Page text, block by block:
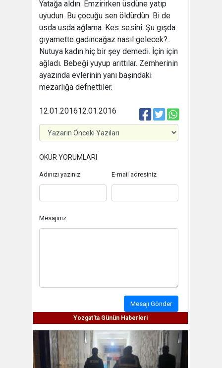
Yatağa aldın. Emzirirken üsdüne yatıp
uyudun. Bu çocuğu sen öldürdün. Bi de
usda usda ağlama. Kes sesini. Şu gışda
gıyamette gadıncağaz nasıl gelecek?..
Nutuya kadın hiç bir şey demedi. İçin için
ağladı. Bebeği yuyup arıttılar. Zemherinin
ayazında evlerinin yanı başındaki
mezarlığa defnettiler.
12.01.2016
12.01.2016
OKUR YORUMLARI
Adınızı yazınız E-mail adresiniz
Mesajınız
Mesajı Gönder
Yozgat'ta Günün Haberleri